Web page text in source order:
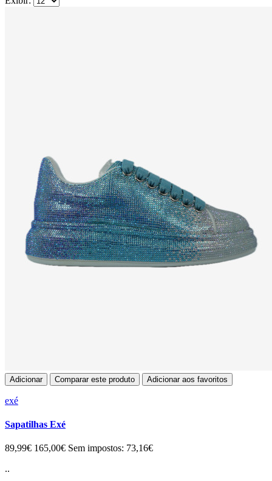
Adicionar Comparar este produto Adicionar aos favoritos
exé
Sapatilhas Exé
89,99€ 165,00€ Sem impostos: 73,16€
..